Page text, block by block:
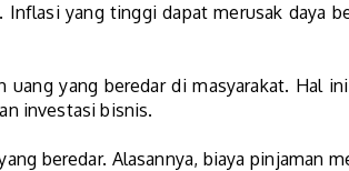
yang tinggi dapat merusak daya
yang beredar di masyarakat. Hal
investasi bisnis.
beredar. Alasannya, biaya pinjaman